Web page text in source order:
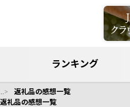
ランキング
返礼品の感想一覧
返礼品の感想一覧